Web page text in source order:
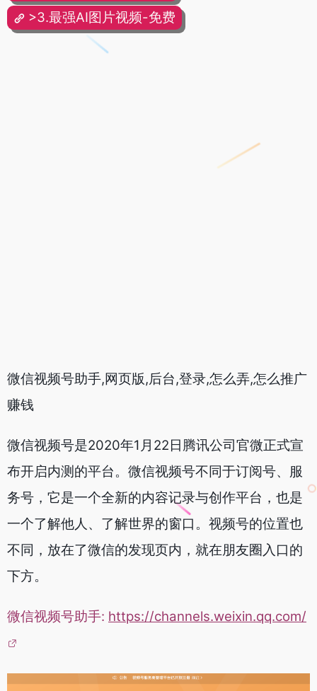
>3.最强AI图片视频-免费
微信视频号助手,网页版,后台,登录,怎么弄,怎么推广
赚钱
微信视频号是2020年1月22日腾讯公司官微正式宣
布开启内测的平台。微信视频号不同于订阅号、服
务号，它是一个全新的内容记录与创作平台，也是
一个了解他人、了解世界的窗口。视频号的位置也
不同，放在了微信的发现页内，就在朋友圈入口的
下方。
微信视频号助手: https://channels.weixin.qq.com/